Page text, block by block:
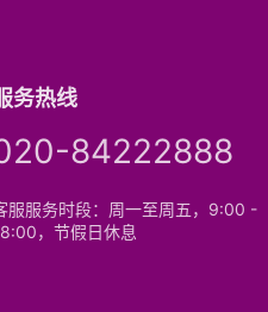
务热线
84222888
服服务时段：周一至周五，9:00 -
，节假日休息